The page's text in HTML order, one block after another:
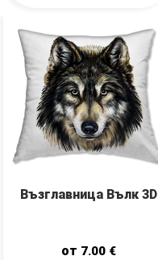
Възглавница Вълк 3D
от 7.00 €